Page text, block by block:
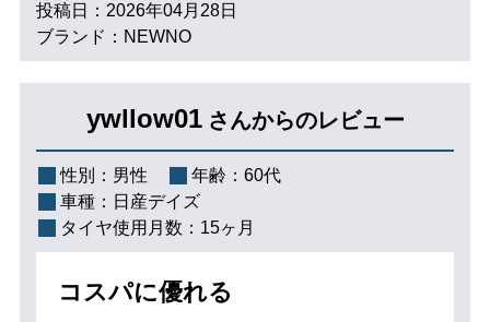
投稿日：2026年04月28日
ブランド：NEWNO
ywllow01 さんからのレビュー
性別： 男性 年齢： 60代
車種： 日産デイズ
タイヤ使用月数： 15ヶ月
コスパに優れる